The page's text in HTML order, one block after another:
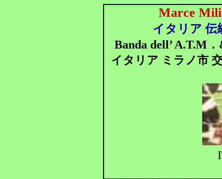
Marce
イタリア 伝
Banda dell’ A.T.M
イタリア ミラノ市